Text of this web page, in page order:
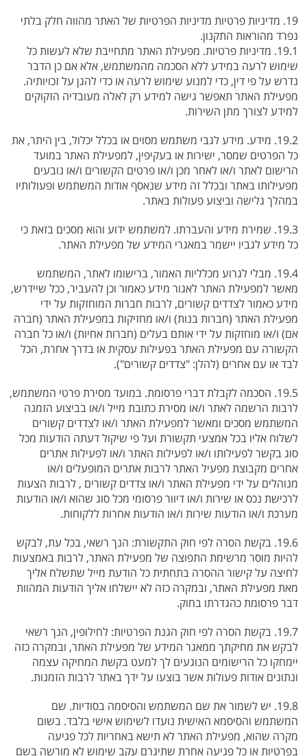
19. מדיניות פרטיות מדיניות הפרטיות של האתר מהווה חלק בלתי
נפרד מהוראות התקנון.
19.1. מדיניות פרטיות. מפעילת האתר מתחייבת שלא לעשות כל
שימוש לרעה במידע ללא הסכמה מהמשתמש, אלא אם כן הדבר
נדרש על פי דין, כדי למנוע שימוש לרעה או כדי להגן על זכויותיה.
מפעילת האתר תאפשר גישה למידע רק לאלה מעובדיה הזקוקים
למידע לצורך מתן השירות.
19.2. מידע. מידע לגבי משתמש מסוים או בכלל יכלול, בין היתר, את
כל הפרטים שמסר, ישירות או בעקיפין, למפעילת האתר במועד
הרישום לאתר ו/או לאחר מכן ו/או פרטים הקשורים ו/או נובעים
מפעילותו באתר ובכלל זה מידע שנאסף אודות המשתמש ופעולותיו
במהלך גלישה וביצוע פעולות באתר.
19.3. שמירת מידע והעברתו. למשתמש ידוע והוא מסכים בזאת כי
כל מידע לגביו יישמר במאגרי המידע של מפעילת האתר.
19.4. מבלי לגרוע מכלליות האמור, ברישומו לאתר, המשתמש
מאשר למפעילת האתר לאגור מידע כאמור וכן להעביר, ככל שיידרש,
מידע כאמור לצדדים קשורים, לרבות חברות המוחזקות על ידי
מפעילת האתר (חברות בנות) ו/או מחזיקות במפעילת האתר (חברה
אם) ו/או מוחזקות על ידי אותם בעלים (חברות אחיות) ו/או כל חברה
הקשורה עם מפעילת האתר בפעילות עסקית או בדרך אחרת, הכל
לבד או עם אחרים (להלן: "צדדים קשורים").
19.5. הסכמה לקבלת דברי פרסומת. במועד מסירת פרטי המשתמש,
לרבות הרשמה לאתר ו/או מסירת כתובת מייל ו/או בביצוע הזמנה
המשתמש מסכים ומאשר למפעילת האתר ו/או לצדדים קשורים
לשלוח אליו בכל אמצעי תקשורת ועל פי שיקול דעתה הודעות מכל
סוג בקשר לפעילותו ו/או לפעילות האתר ו/או לפעילות אתרים
אחרים מקבוצת מפעיל האתר לרבות אתרים המופעלים ו/או
מנוהלים על ידי מפעילת האתר ו/או צדדים קשורים , לרבות הצעות
לרכישת נכס או שירות ו/או דיוור פרסומי מכל סוג שהוא ו/או הודעות
מערכת ו/או הודעות שירות ו/או הודעות אחרות ללקוחות.
19.6. בקשת הסרה לפי חוק התקשורת: הנך רשאי, בכל עת, לבקש
להיות מוסר מרשימת התפוצה של מפעילת האתר, לרבות באמצעות
לחיצה על קישור ההסרה בתחתית כל הודעת מייל שתשלח אליך
מאת מפעילת האתר, ובמקרה כזה לא יישלחו אליך הודעות המהוות
דבר פרסומת כהגדרתו בחוק.
19.7. בקשת הסרה לפי חוק הגנת הפרטיות: לחילופין, הנך רשאי
לבקש את מחיקתך ממאגר המידע של מפעילת האתר, ובמקרה כזה
יימחקו כל הרישומים הנוגעים לך למעט בקשת המחיקה עצמה
ונתונים אודות פעולות אשר בוצעו על ידך באתר לרבות הזמנות.
19.8. יש לשמור את שם המשתמש והסיסמה בסודיות. שם
המשתמש והסיסמא האישית נועדו לשימוש אישי בלבד. בשום
מקרה שהוא, מפעילת האתר לא תישא באחריות לכל פגיעה
בפרטיות או כל פגיעה אחרת שתיגרם עקב שימוש לא מורשה בשם